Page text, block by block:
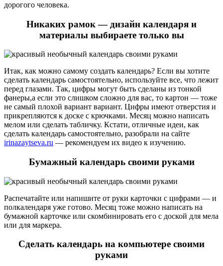
дорогого человека.
Никаких рамок — дизайн календаря и
материалы выбираете только вы
Итак, как можно самому создать календарь? Если вы хотите
сделать календарь самостоятельно, используйте все, что лежит
перед глазами. Так, цифры могут быть сделаны из тонкой
фанеры,а если это слишком сложно для вас, то картон — тоже
не самый плохой вариант вариант. Цифры имеют отверстия и
прикрепляются к доске с крючками. Месяц можно написать
мелом или сделать табличку. Кстати, отличные идеи, как
сделать календарь самостоятельно, разобрали на сайте
irinazaytseva.ru — рекомендуем их видео к изучению.
Бумажный календарь своими руками
Распечатайте или напишите от руки карточки с цифрами — и
полкалендаря уже готово. Месяц тоже можно написать на
бумажной карточке или скомбинировать его с доской для мела
или для маркера.
Сделать календарь на компьютере своими
руками